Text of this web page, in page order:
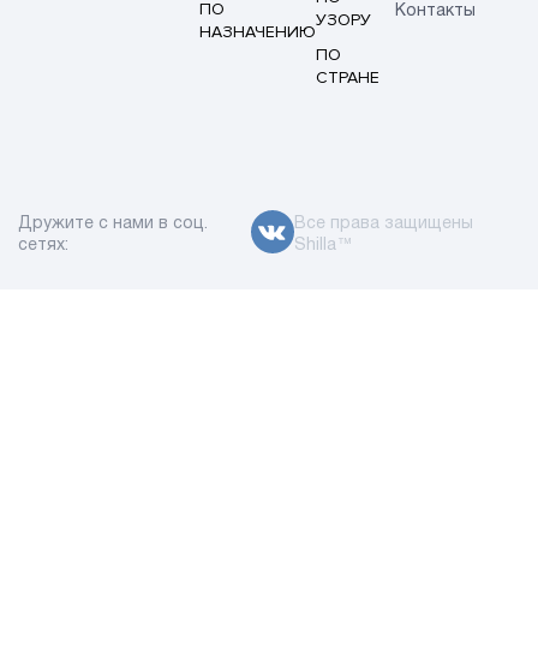
ПО
НАЗНАЧЕНИЮ
УЗОРУ
ПО
СТРАНЕ
Контакты
Дружите с нами в соц.
сетях:
Все права защищены
Shilla™